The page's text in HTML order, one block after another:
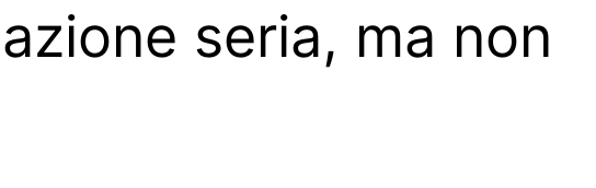
seria, ma non